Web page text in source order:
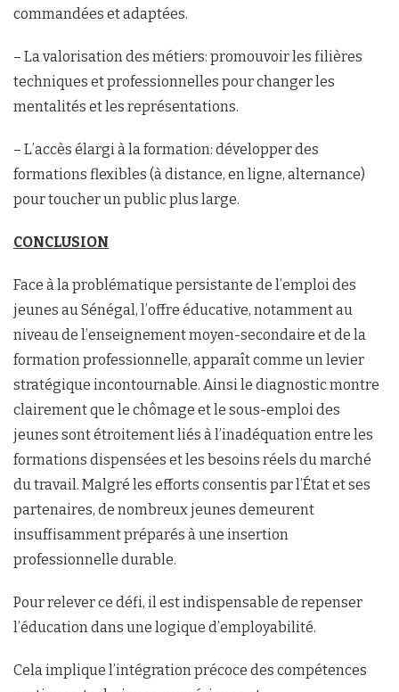
commandées et adaptées.
– La valorisation des métiers: promouvoir les filières
techniques et professionnelles pour changer les
mentalités et les représentations.
– L’accès élargi à la formation: développer des
formations flexibles (à distance, en ligne, alternance)
pour toucher un public plus large.
CONCLUSION
Face à la problématique persistante de l’emploi des
jeunes au Sénégal, l’offre éducative, notamment au
niveau de l’enseignement moyen-secondaire et de la
formation professionnelle, apparaît comme un levier
stratégique incontournable. Ainsi le diagnostic montre
clairement que le chômage et le sous-emploi des
jeunes sont étroitement liés à l’inadéquation entre les
formations dispensées et les besoins réels du marché
du travail. Malgré les efforts consentis par l’État et ses
partenaires, de nombreux jeunes demeurent
insuffisamment préparés à une insertion
professionnelle durable.
Pour relever ce défi, il est indispensable de repenser
l’éducation dans une logique d’employabilité.
Cela implique l’intégration précoce des compétences